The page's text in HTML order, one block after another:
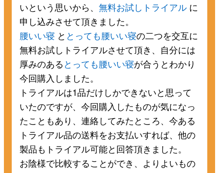
いという思いから、無料お試しトライアル に
申し込みさせて頂きました。
腰いい寝 と とっても腰いい寝の二つを交互に
無料お試しトライアルさせて頂き、自分には
厚みのあるとっても腰いい寝が合うとわかり
今回購入しました。
トライアルは1品だけしかできないと思って
いたのですが、今回購入したものが気になっ
たこともあり、連絡してみたところ、今ある
トライアル品の送料をお支払いすれば、他の
製品もトライアル可能と回答頂きました。
お陰様で比較することができ、よりよいもの